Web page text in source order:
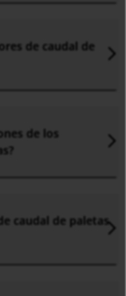
de caudal de
de los
caudal de paletas